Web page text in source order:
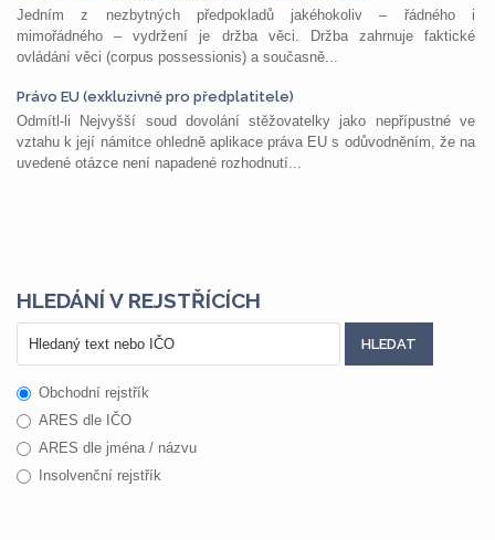
Jedním z nezbytných předpokladů jakéhokoliv – řádného i
mimořádného – vydržení je držba věci. Držba zahrnuje faktické
ovládání věci (corpus possessionis) a současně...
Právo EU (exkluzivně pro předplatitele)
Odmítl-li Nejvyšší soud dovolání stěžovatelky jako nepřípustné ve
vztahu k její námitce ohledně aplikace práva EU s odůvodněním, že na
uvedené otázce není napadené rozhodnutí...
HLEDÁNÍ V REJSTŘÍCÍCH
Obchodní rejstřík
ARES dle IČO
ARES dle jména / názvu
Insolvenční rejstřík